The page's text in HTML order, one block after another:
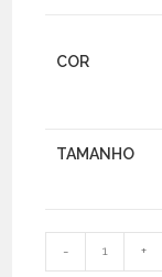
COR
TAMANHO
Quantidade
de
- +